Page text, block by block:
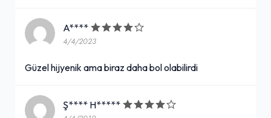
A****
4/4/2023
Güzel hijyenik ama biraz daha bol olabilirdi
Ş**** H*****